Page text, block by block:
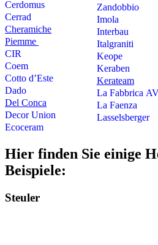
Cerdomus
Cerrad
Cheramiche
Piemme
CIR
Coem
Cotto d’Este
Dado
Del Conca
Decor Union
Ecoceram
Zandobbio
Imola
Interbau
Italgraniti
Keope
Keraben
Kerateam
La Fabbrica
La Faenza
Lasselsberger
Hier finden Sie einige
Beispiele:
Steuler